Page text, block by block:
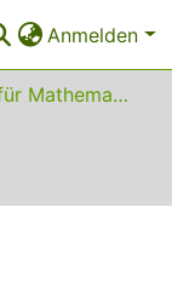
Anmelden
01 Fakultät für Mathematik